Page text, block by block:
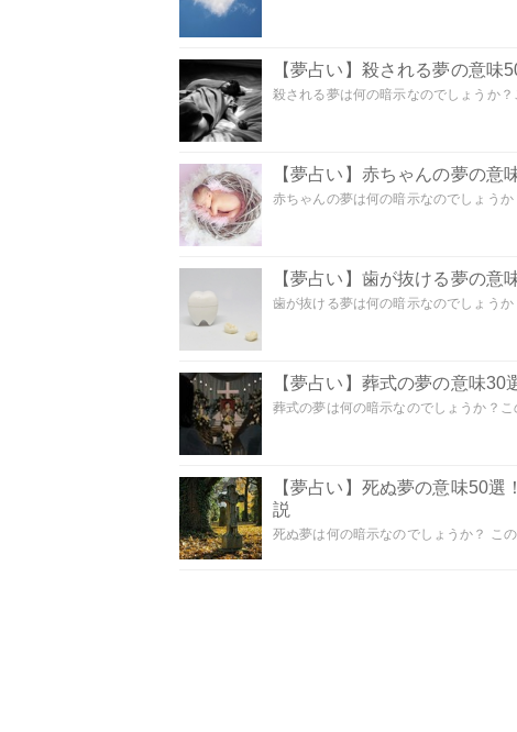
【夢占い】殺される夢の意
殺される夢は何の暗示なのでしょうか
【夢占い】赤ちゃんの夢の
赤ちゃんの夢は何の暗示なのでしょう
【夢占い】歯が抜ける夢の意
歯が抜ける夢は何の暗示なのでしょう
【夢占い】葬式の夢の意味
葬式の夢は何の暗示なのでしょうか？
【夢占い】死ぬ夢の意味50
説
死ぬ夢は何の暗示なのでしょうか？ こ